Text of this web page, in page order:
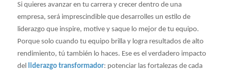
Si quieres avanzar en tu carrera y crecer dentro de una
empresa, será imprescindible que desarrolles un estilo de
liderazgo que inspire, motive y saque lo mejor de tu equipo.
Porque solo cuando tu equipo brilla y logra resultados de alto
rendimiento, tú también lo haces. Ese es el verdadero impacto
del liderazgo transformador: potenciar las fortalezas de cada